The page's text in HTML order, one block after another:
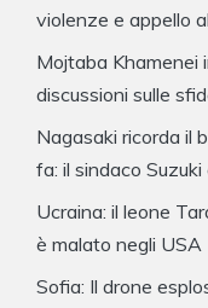
violenze e appello
Mojtaba Khamenei
discussioni sulle
Nagasaki ricorda il
fa: il sindaco
Ucraina: il leone
è malato negli USA
Sofia: Il drone